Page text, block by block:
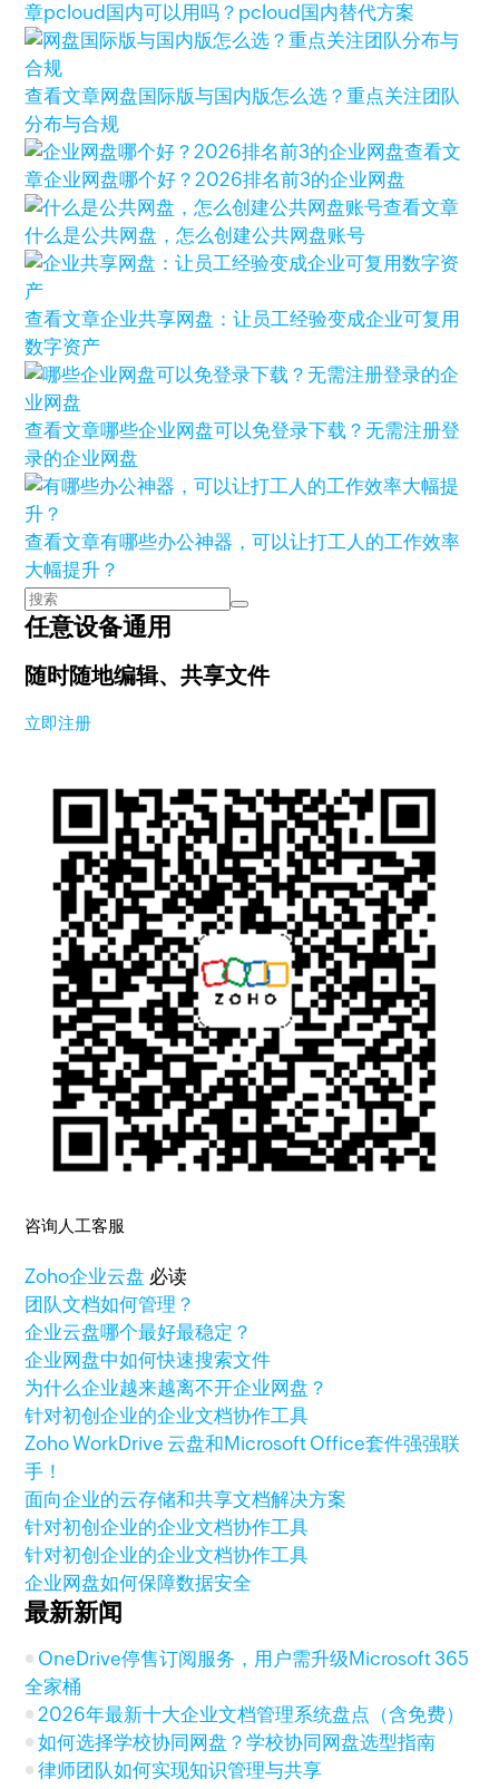
章pcloud国内可以用吗？pcloud国内替代方案
查看文章网盘国际版与国内版怎么选？重点关注团队
分布与合规
查看文
章企业网盘哪个好？2026排名前3的企业网盘
查看文章
什么是公共网盘，怎么创建公共网盘账号
查看文章企业共享网盘：让员工经验变成企业可复用
数字资产
查看文章哪些企业网盘可以免登录下载？无需注册登
录的企业网盘
查看文章有哪些办公神器，可以让打工人的工作效率
大幅提升？
任意设备通用
随时随地编辑、共享文件
立即注册
咨询人工客服
Zoho企业云盘 必读
团队文档如何管理？
企业云盘哪个最好最稳定？
企业网盘中如何快速搜索文件
为什么企业越来越离不开企业网盘？
针对初创企业的企业文档协作工具
Zoho WorkDrive 云盘和Microsoft Office套件强强联
手！
面向企业的云存储和共享文档解决方案
针对初创企业的企业文档协作工具
针对初创企业的企业文档协作工具
企业网盘如何保障数据安全
最新新闻
OneDrive停售订阅服务，用户需升级Microsoft 365
全家桶
2026年最新十大企业文档管理系统盘点（含免费）
如何选择学校协同网盘？学校协同网盘选型指南
律师团队如何实现知识管理与共享